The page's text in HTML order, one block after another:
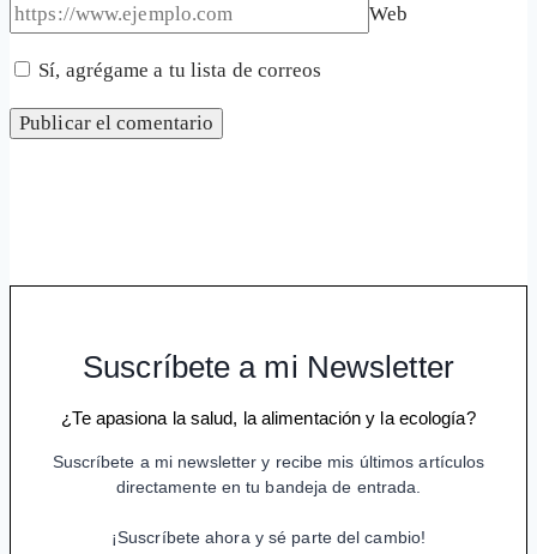
Web
Sí, agrégame a tu lista de correos
Suscríbete a mi Newsletter
¿Te apasiona la salud, la alimentación y la ecología?
Suscríbete a mi newsletter y recibe mis últimos artículos
directamente en tu bandeja de entrada.
¡Suscríbete ahora y sé parte del cambio!